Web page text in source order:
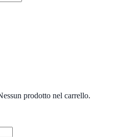
prodotto nel carrello.